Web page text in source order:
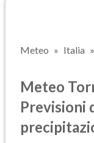
Meteo Italia
Meteo
Previsioni